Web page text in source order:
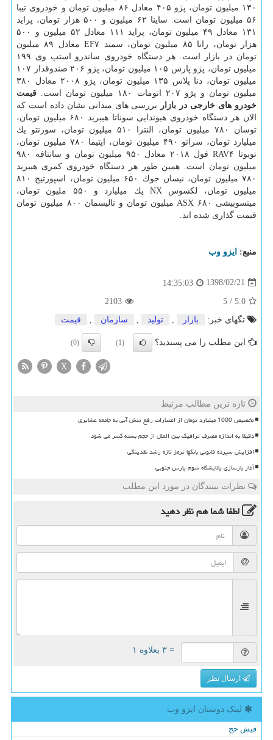
۱۳۰ میلیون تومان، پژو ۴۰۵ معادل ۸۶ میلیون تومان و خودروی تیبا
۵۶ میلیون تومان است. ساینا ۶۲ میلیون و ۵۰۰ هزار تومان، پراید
۱۳۱ معادل ۴۹ میلیون تومان، پراید ۱۱۱ معادل ۵۲ میلیون و ۵۰۰
هزار تومان، رانا ۸۵ میلیون تومان، سمند EF۷ معادل ۸۹ میلیون
تومان در بازار است. هر دستگاه خودروی ساندرو استپ وی ۱۹۹
میلیون تومان، پژو پارس ۱۰۵ میلیون تومان، پژو ۲۰۶ صندوقدار ۱۰۷
میلیون تومان، دنا پلاس ۱۳۵ میلیون تومان، پژو ۲۰۰۸ معادل ۳۸۰
میلیون تومان و پژو ۲۰۷ اتومات ۱۸۰ میلیون تومان است.
قیمت
خودرو های خارجی در بازار
بررسی های میدانی نشان داده است كه
الان هر دستگاه خودروی هیوندایی سوناتا هیبرید ۶۸۰ میلیون تومان،
توسان ۷۸۰ میلیون تومان، النترا ۵۱۰ میلیون تومان، سورنتو یك
میلیارد تومان، سراتو ۴۹۰ میلیون تومان، اپتیما ۷۸۰ میلیون تومان،
تویوتا RAV۴ فول ۲۰۱۸ معادل ۹۵۰ میلیون تومان و سانتافه ۹۸۰
میلیون تومان است. همین طور هر دستگاه خودروی كمری هیبرید
۷۸۰ میلیون تومان، نیسان جوك ۶۵۰ میلیون تومان، اسپورتیج ۸۱۰
میلیون تومان، لكسوس NX یك میلیارد و ۵۵۰ ملیون تومان،
میتسوبیشی ASX ۶۸۰ میلیون تومان و تالیسمان ۸۰۰ میلیون تومان
قیمت گذاری شده اند.
منبع: ایزو وب
1398/02/21
14:35:03
5.0
/
5
2103
تگهای خبر:
بازار , تولید , سازمان , قیمت
این مطلب را می پسندید؟ (1)
(0)
X
تازه ترین مطالب مرتبط
تخصیص 1000 میلیارد تومان از اعتبارات رفع تنش آبی به جامعه عشایری
دقیقا به اندازه مصرف ترافیک بین الملل از حجم بسته کسر می شود
افزایش سپرده قانونی بانکها ترمز تازه رشد نقدینگی
آغاز بازسازی پالایشگاه سوم پارس جنوبی
نظرات بینندگان در مورد این مطلب
لطفا شما همنظر دهید
= ۳ بعلاوه ۱
ارسال نظر
لینک دوستان ایزو وب
فیش حج